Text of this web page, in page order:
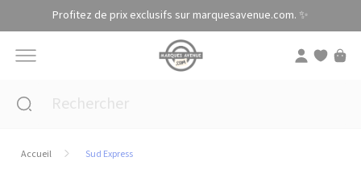
Profitez de prix exclusifs sur marquesavenue.com. ✨
Accueil Sud Express
Panneau de gestion des cookies